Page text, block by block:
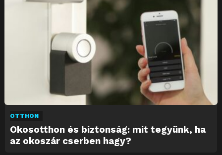
OTTHON
Okosotthon és biztonság: mit tegyünk, ha
az okoszár cserben hagy?